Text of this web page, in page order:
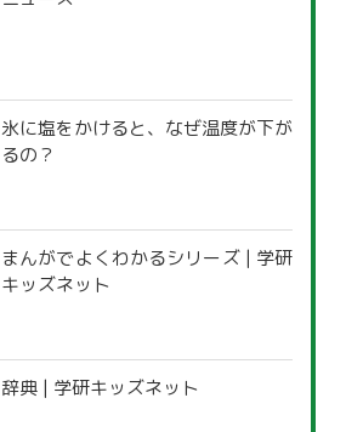
氷に塩をかけると、なぜ温度が下が
るの？
まんがでよくわかるシリーズ | 学研
キッズネット
辞典 | 学研キッズネット